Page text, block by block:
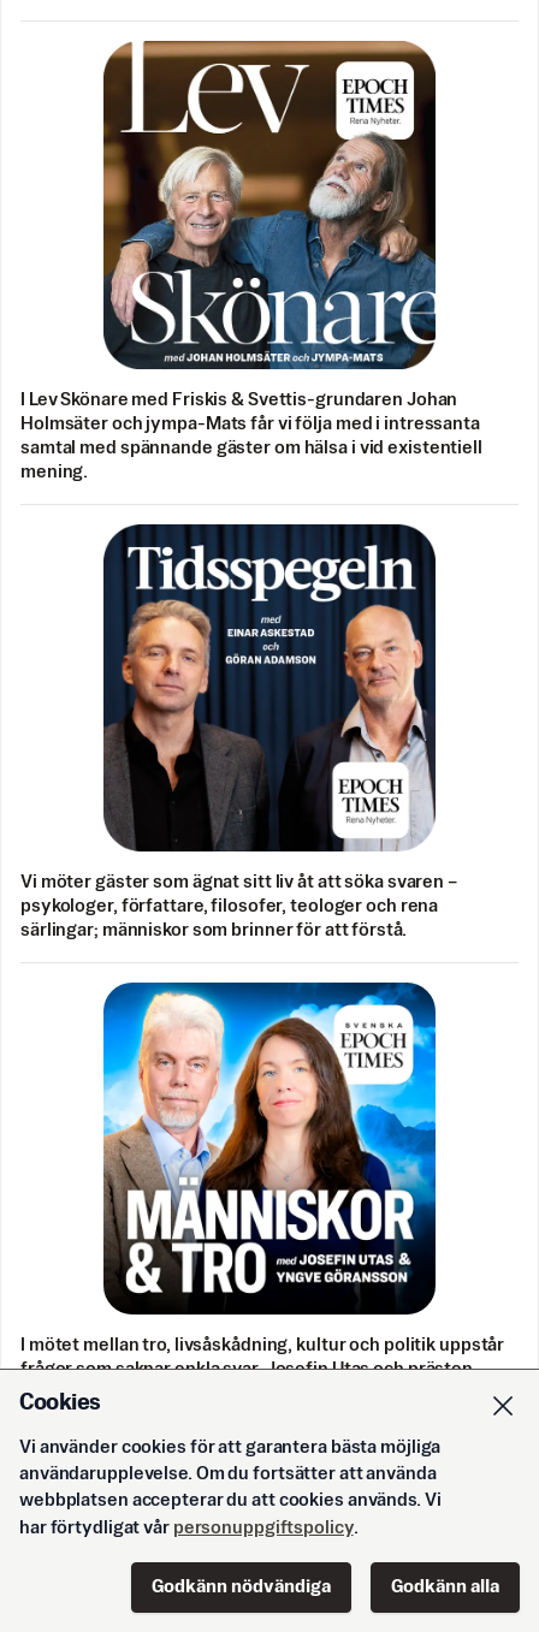
I Lev Skönare med Friskis & Svettis-grundaren Johan
Holmsäter och jympa-Mats får vi följa med i intressanta
samtal med spännande gäster om hälsa i vid existentiell
mening.
Vi möter gäster som ägnat sitt liv åt att söka svaren –
psykologer, författare, filosofer, teologer och rena
särlingar; människor som brinner för att förstå.
I mötet mellan tro, livsåskådning, kultur och politik uppstår
frågor som saknar enkla svar. Josefin Utas och prästen
Yngve Göransson leder samtal med gäster som delar
personliga till det politiskt laddade. En podd för dig som vill
förstå mer än det som syns på ytan.
Svenska Epoch Times
Cookies
Vi använder cookies för att garantera bästa möjliga
användarupplevelse. Om du fortsätter att använda
webbplatsen accepterar du att cookies används. Vi
har förtydligat vår personuppgiftspolicy.
Godkänn nödvändiga Godkänn alla